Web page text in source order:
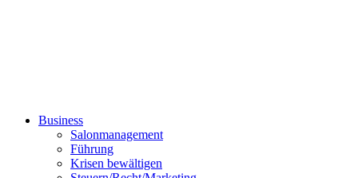
Business
Salonmanagement
Führung
Krisen bewältigen